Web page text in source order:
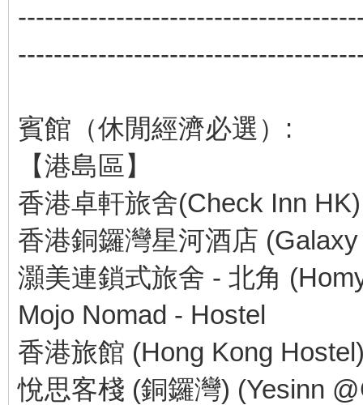
賓館（休閒經濟必選）:
【港島區】
香港卓軒旅舍(Check Inn HK)
香港銅鑼灣星河酒店
灝美連鎖式旅舍 - 北角
Mojo Nomad - Hostel
香港旅館 (Hong Kong
悅思客棧 (銅鑼灣) (Yesinn